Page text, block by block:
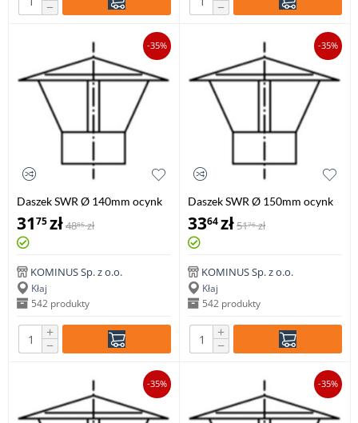
− −
-35%
Daszek SWR Ø 140mm ocynk
3175zł4885 zł
KOMINUS Sp. z o.o.
Kłaj
542 produkty
+
−
-35%
Daszek SWR Ø 150mm ocynk
3364zł5176 zł
KOMINUS Sp. z o.o.
Kłaj
542 produkty
+
−
-35% -35%